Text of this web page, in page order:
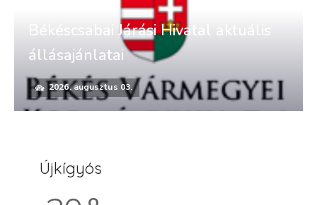
Békéscsabai Járási Hivatal aktuális
állásajánlatai
2026. augusztus 03.
Újkígyós